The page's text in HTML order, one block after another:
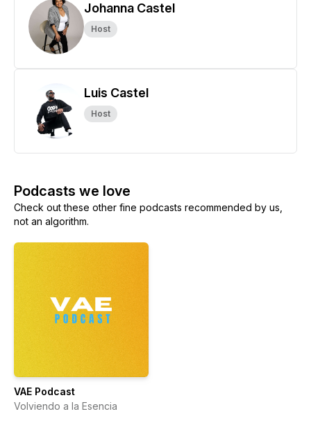
Johanna Castel
Host
Luis Castel
Host
Podcasts we love
Check out these other fine podcasts recommended by us,
not an algorithm.
VAE Podcast
Volviendo a la Esencia